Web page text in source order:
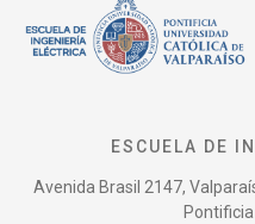
ESCUELA DE
Avenida Brasil 2147,